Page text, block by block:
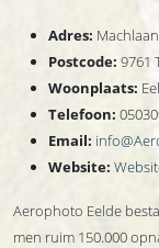
Adres:
Postcode: 9761
Woonplaats:
Telefoon:
Email:
Website:
Aerophoto Eelde
men ruim 150.000